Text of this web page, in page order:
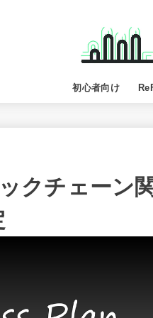
初心者向け
クチェーン